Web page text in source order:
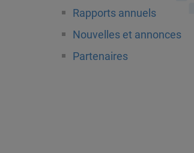
Rapports annuels
Nouvelles et annonces
Partenaires